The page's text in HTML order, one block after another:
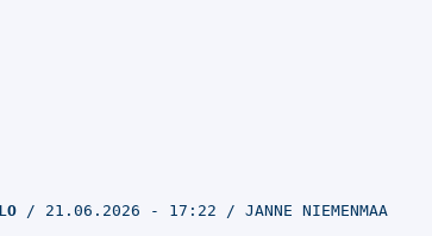
21.06.2026 - 17:22 JANNE NIEMENMAA